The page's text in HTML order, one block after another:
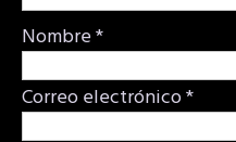
Nombre*
Correo electrónico*